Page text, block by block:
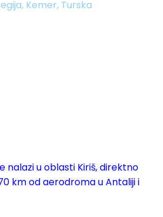
, Kemer, Turska
nalazi u oblasti Kiriš, direktno
km od aerodroma u Antaliji i